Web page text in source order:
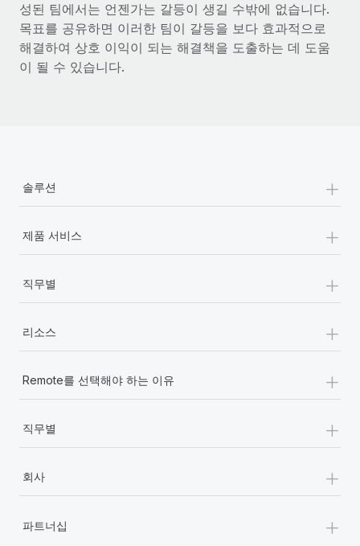
성된 팀에서는 언젠가는 갈등이 생길 수밖에 없습니다.
목표를 공유하면 이러한 팀이 갈등을 보다 효과적으로
해결하여 상호 이익이 되는 해결책을 도출하는 데 도움
이 될 수 있습니다.
솔루션 +
제품 서비스 +
직무별 +
리소스 +
Remote를 선택해야 하는 이유 +
직무별 +
회사 +
파트너십 +